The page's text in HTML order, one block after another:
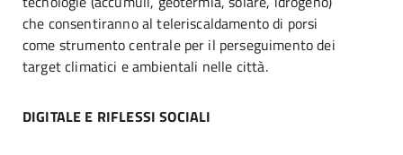
che consentiranno al teleriscaldamento di porsi
come strumento centrale per il perseguimento dei
target climatici e ambientali nelle città.
DIGITALE E RIFLESSI SOCIALI